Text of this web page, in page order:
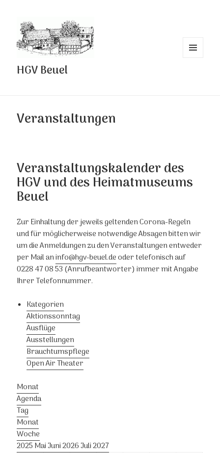
HGV Beuel
Veranstaltungen
Veranstaltungskalender des
HGV und des Heimatmuseums
Beuel
Zur Einhaltung der jeweils geltenden Corona-Regeln
und für möglicherweise notwendige Absagen bitten wir
um die Anmeldungen zu den Veranstaltungen entweder
per Mail aninfo@hgv-beuel.deoder telefonisch auf
0228 47 08 53 (Anrufbeantworter) immer mit Angabe
Ihrer Telefonnummer.
Kategorien
Aktionssonntag
Ausflüge
Ausstellungen
Brauchtumspflege
Open Air Theater
Monat
Agenda
Tag
Monat
Woche
2025 MaiJuni 2026Juli2027